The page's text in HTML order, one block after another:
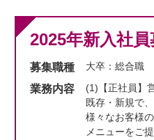
2025年新入社員
募集職種 大卒：総合職
業務内容
(1)【正社員】
既存・新規で
様々なお客様
メニューをご